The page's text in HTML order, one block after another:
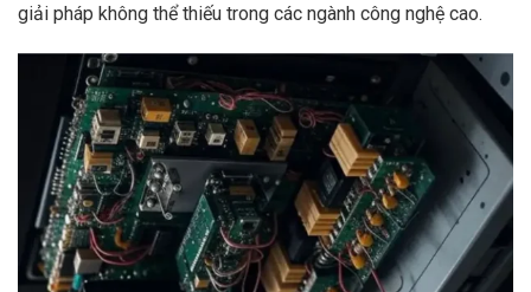
giải pháp không thể thiếu trong các ngành công nghệ cao.